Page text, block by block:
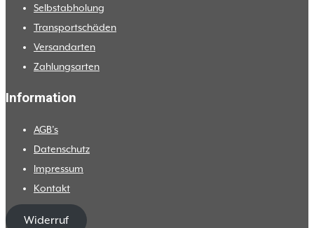
Selbstabholung
Transportschäden
Versandarten
Zahlungsarten
Information
AGB’s
Datenschutz
Impressum
Kontakt
Widerruf